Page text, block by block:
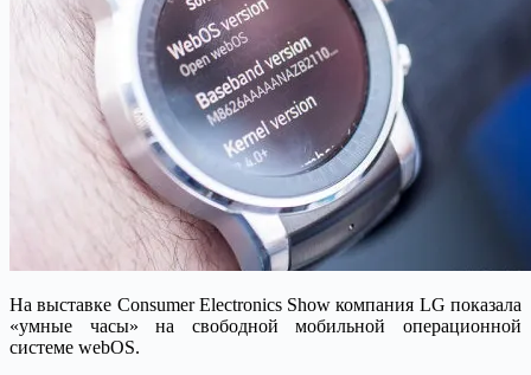
На выставке Consumer Electronics Show компания LG показала
«умные часы» на свободной мобильной операционной
системе webOS.